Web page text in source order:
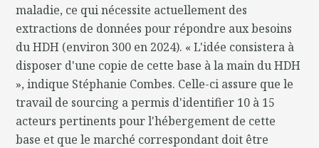
maladie, ce qui nécessite actuellement des
extractions de données pour répondre aux besoins
du HDH (environ 300 en 2024). « L'idée consistera à
disposer d'une copie de cette base à la main du HDH
», indique Stéphanie Combes. Celle-ci assure que le
travail de sourcing a permis d'identifier 10 à 15
acteurs pertinents pour l'hébergement de cette
base et que le marché correspondant doit être